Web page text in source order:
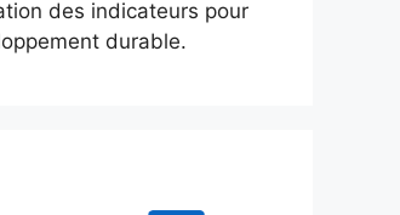
des indicateurs pour
durable.